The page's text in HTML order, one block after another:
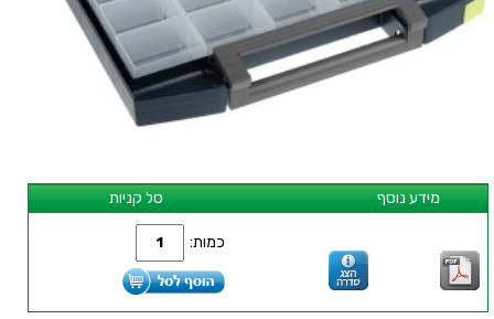
סל קניות מידע נוסף
כמות: